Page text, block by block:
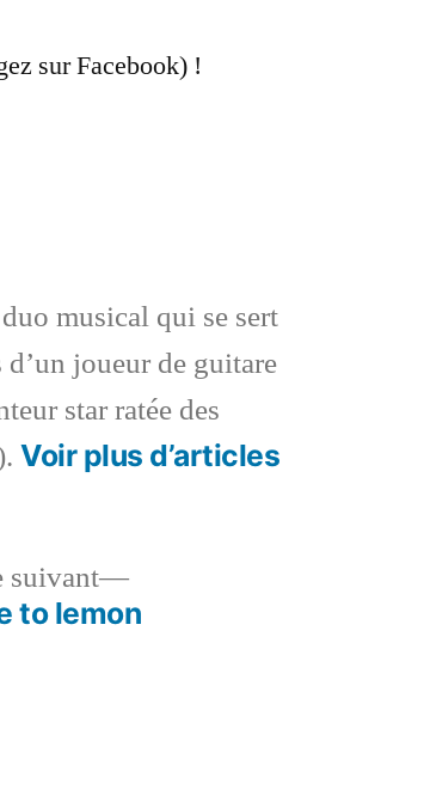
sur Facebook) !
musical qui se sert
joueur de guitare
star ratée des
Voir plus d’articles
Article
suivant :
to lemon